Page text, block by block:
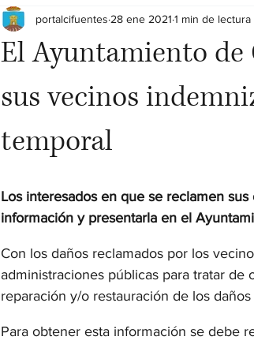
El Ayuntamiento de
sus vecinos
temporal
portalcifuentes 28 ene 2021 1 min de lectura
Los interesados en que se reclamen
información y presentarla en el
Con los daños reclamados por los
administraciones públicas para tratar de
reparación y/o restauración de los
Para obtener esta información se debe